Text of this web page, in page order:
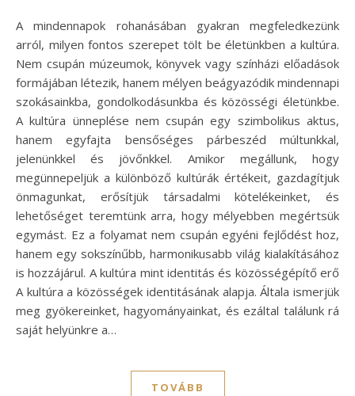
A mindennapok rohanásában gyakran megfeledkezünk
arról, milyen fontos szerepet tölt be életünkben a kultúra.
Nem csupán múzeumok, könyvek vagy színházi előadások
formájában létezik, hanem mélyen beágyazódik mindennapi
szokásainkba, gondolkodásunkba és közösségi életünkbe.
A kultúra ünneplése nem csupán egy szimbolikus aktus,
hanem egyfajta bensőséges párbeszéd múltunkkal,
jelenünkkel és jövőnkkel. Amikor megállunk, hogy
megünnepeljük a különböző kultúrák értékeit, gazdagítjuk
önmagunkat, erősítjük társadalmi kötelékeinket, és
lehetőséget teremtünk arra, hogy mélyebben megértsük
egymást. Ez a folyamat nem csupán egyéni fejlődést hoz,
hanem egy sokszínűbb, harmonikusabb világ kialakításához
is hozzájárul. A kultúra mint identitás és közösségépítő erő
A kultúra a közösségek identitásának alapja. Általa ismerjük
meg gyökereinket, hagyományainkat, és ezáltal találunk rá
saját helyünkre a…
TOVÁBB